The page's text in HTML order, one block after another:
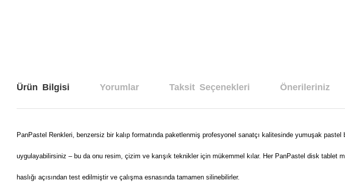
Ürün Bilgisi Yorumlar Taksit Seçenekleri Önerileriniz
PanPastel Renkleri, benzersiz bir kalıp formatında paketlenmiş profesyonel sanatçı kalitesinde yumuşak
uygulayabilirsiniz – bu da onu resim, çizim ve karışık teknikler için mükemmel kılar. Her PanPastel disk tablet
haslığı açısından test edilmiştir ve çalışma esnasında tamamen silinebilirler.